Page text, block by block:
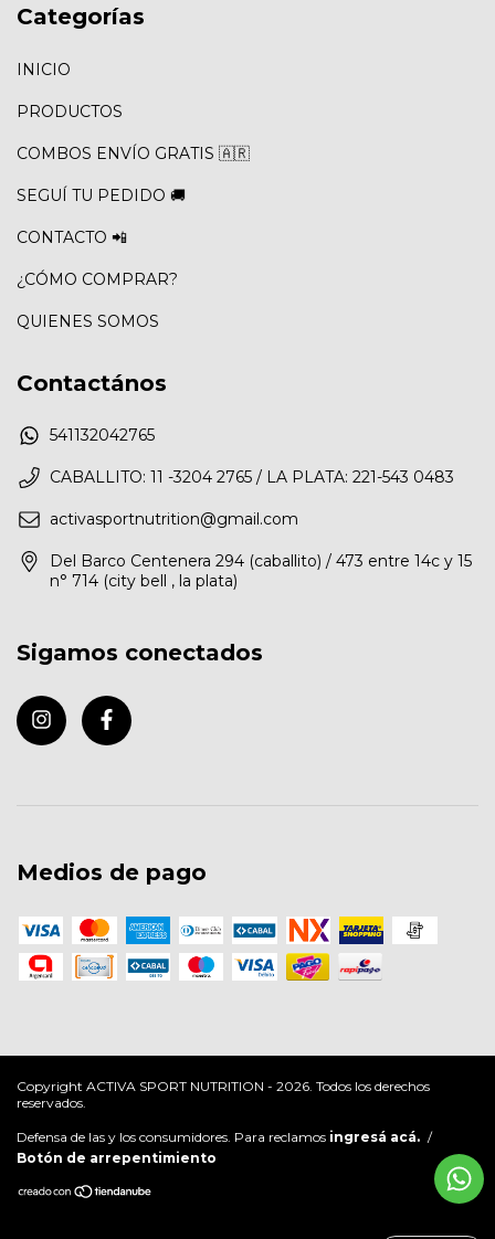
Categorías
INICIO
PRODUCTOS
COMBOS ENVÍO GRATIS 🇦🇷
SEGUÍ TU PEDIDO 🚚
CONTACTO 📲
¿CÓMO COMPRAR?
QUIENES SOMOS
Contactános
541132042765
CABALLITO: 11 -3204 2765 / LA PLATA: 221-543 0483
activasportnutrition@gmail.com
Del Barco Centenera 294 (caballito) / 473 entre 14c y 15
n° 714 (city bell , la plata)
Sigamos conectados
Medios de pago
Copyright ACTIVA SPORT NUTRITION - 2026. Todos los derechos
reservados.
Defensa de las y los consumidores. Para reclamos ingresá acá. /
Botón de arrepentimiento